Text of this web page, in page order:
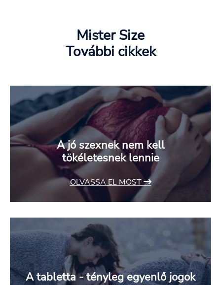
Mister Size
További cikkek
A jó szexnek nem kell
tökéletesnek lennie
OLVASSA EL MOST
A tabletta - tényleg egyenlő jogok